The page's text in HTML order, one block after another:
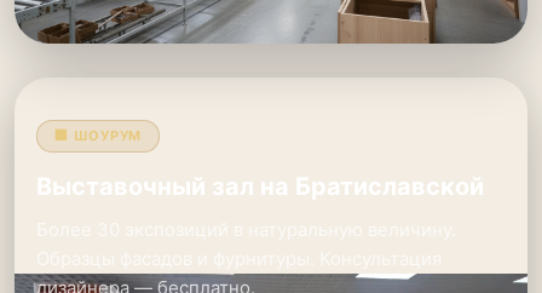
🏢 ШОУРУМ
Выставочный зал на Братиславской
дизайнера — бесплатно.